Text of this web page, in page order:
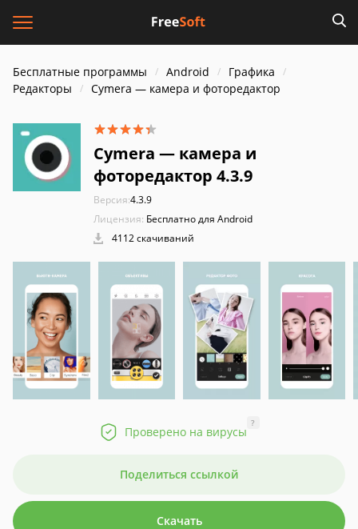
Бесплатные программы Android
Графика
Редакторы
Cymera — камера и фоторедактор
Cymera — камера и
фоторедактор 4.3.9
Версия:4.3.9
Лицензия: Бесплатно для Android
4112 скачиваний
Проверено на вирусы
?
Поделиться ссылкой
Скачать